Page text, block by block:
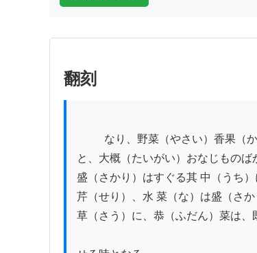
翻刻
と、大概（たいがい）おなじものば
盛（さかり）はすぐる其 中（うち）
芹（せり）、水 菜（な）は盛（さか
草（さう）に、恭（ふだん）菜は、